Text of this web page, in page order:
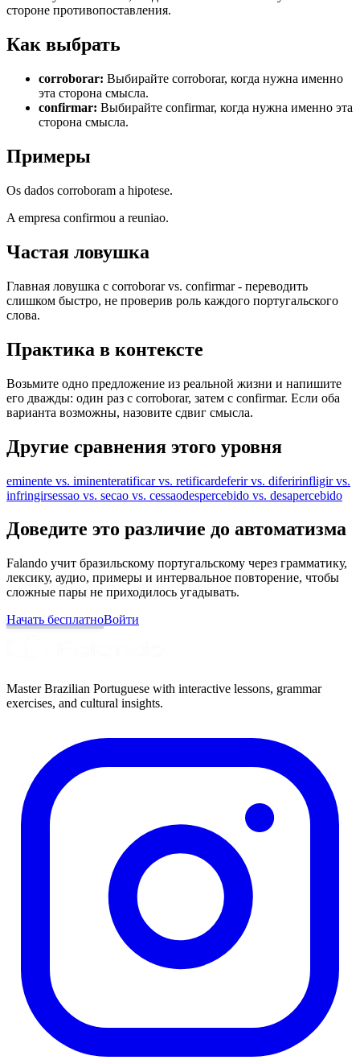
стороне противопоставления.
Как выбрать
corroborar: Выбирайте corroborar, когда нужна именно
эта сторона смысла.
confirmar: Выбирайте confirmar, когда нужна именно эта
сторона смысла.
Примеры
Os dados corroboram a hipotese.
A empresa confirmou a reuniao.
Частая ловушка
Главная ловушка с corroborar vs. confirmar - переводить
слишком быстро, не проверив роль каждого португальского
слова.
Практика в контексте
Возьмите одно предложение из реальной жизни и напишите
его дважды: один раз с corroborar, затем с confirmar. Если оба
варианта возможны, назовите сдвиг смысла.
Другие сравнения этого уровня
eminente vs. iminenteratificar vs. retificardeferir vs. diferirinfligir vs.
infringirsessao vs. secao vs. cessaodespercebido vs. desapercebido
Доведите это различие до автоматизма
Falando учит бразильскому португальскому через грамматику,
лексику, аудио, примеры и интервальное повторение, чтобы
сложные пары не приходилось угадывать.
Начать бесплатноВойти
Master Brazilian Portuguese with interactive lessons, grammar
exercises, and cultural insights.